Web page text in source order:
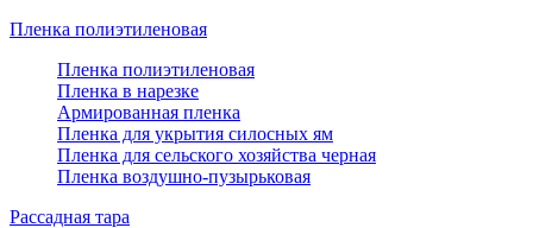
Пленка полиэтиленовая
Пленка полиэтиленовая
Пленка в нарезке
Армированная пленка
Пленка для укрытия силосных ям
Пленка для сельского хозяйства черная
Пленка воздушно-пузырьковая
Рассадная тара